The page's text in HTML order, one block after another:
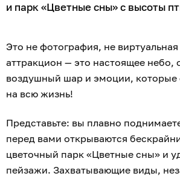
и парк «Цветные сны» с высоты
Это не фотография, не
аттракцион — это настоящее небо,
воздушный шар и эмоции, которые
на всю жизнь!
Представьте: вы плавно
перед вами открываются
цветочный парк «Цветные сны» и
пейзажи. Захватывающие виды,